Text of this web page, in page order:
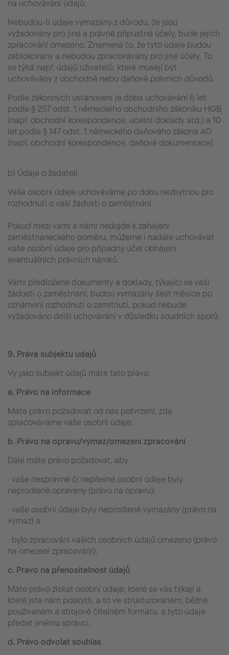
na uchovávání údajů.
Nebudou-li údaje vymazány z důvodu, že jsou
vyžadovány pro jiné a právně přípustné účely, bude jejich
zpracování omezeno. Znamená to, že tyto údaje budou
zablokovány a nebudou zpracovávány pro jiné účely. To
se týká např. údajů uživatelů, které musejí být
uchovávány z obchodně nebo daňově právních důvodů.
Podle zákonných ustanovení je doba uchovávání 6 let
podle § 257 odst. 1 německého obchodního zákoníku HGB
(např. obchodní korespondence, účetní doklady atd.) a 10
let podle § 147 odst. 1 německého daňového zákona AO
(např. obchodní korespondence, daňová dokumentace).
b) Údaje o žadateli
Vaše osobní údaje uchováváme po dobu nezbytnou pro
rozhodnutí o vaší žádosti o zaměstnání.
Pokud mezi vámi a námi nedojde k zahájení
zaměstnaneckého poměru, můžeme i nadále uchovávat
vaše osobní údaje pro případný účel obhájení
eventuálních právních nároků.
Vámi předložené dokumenty a doklady, týkající se vaší
žádosti o zaměstnání, budou vymazány šest měsíce po
oznámení rozhodnutí o zamítnutí, pokud nebude
vyžadováno delší uchovávání v důsledku soudních sporů.
9. Práva subjektu údajů
Vy jako subjekt údajů máte tato práva:
a. Právo na informace
Máte právo požadovat od nás potvrzení, zda
zpracováváme vaše osobní údaje.
b. Právo na opravu/výmaz/omezení zpracování
Dále máte právo požadovat, aby
· vaše nesprávné či nepřesné osobní údaje byly
neprodleně opraveny (právo na opravu);
· vaše osobní údaje byly neprodleně vymazány (právo na
výmaz) a
· bylo zpracování vašich osobních údajů omezeno (právo
na omezení zpracování).
c. Právo na přenositelnost údajů
Máte právo získat osobní údaje, které se vás týkají a
které jste nám poskytli, a to ve strukturovaném, běžně
používaném a strojově čitelném formátu, a tyto údaje
předat jinému správci.
d. Právo odvolat souhlas